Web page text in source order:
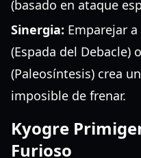
(basado en ataque
Sinergia: Emparejar
(Espada del Debacle) o
(Paleosíntesis) crea
imposible de frenar.
Kyogre
Furioso